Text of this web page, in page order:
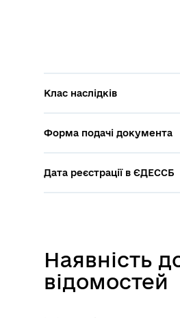
Клас наслідків
Форма подачі документа
Дата реєстрації в ЄДЕССБ
Наявність
відомостей